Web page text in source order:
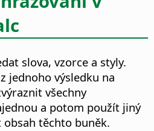
slova, vzorce a styly.
jednoho výsledku na
všechny
a potom použít jiný
těchto buněk.